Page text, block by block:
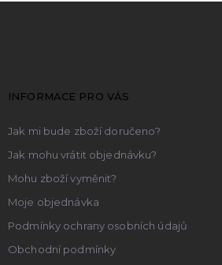
INFORMACE PRO VÁS
Jak mi bude zboží doručeno?
Jak mohu vrátit objednávku?
Mohu zboží vyměnit?
Moje objednávka
Podmínky ochrany osobních údajů
Obchodní podmínky